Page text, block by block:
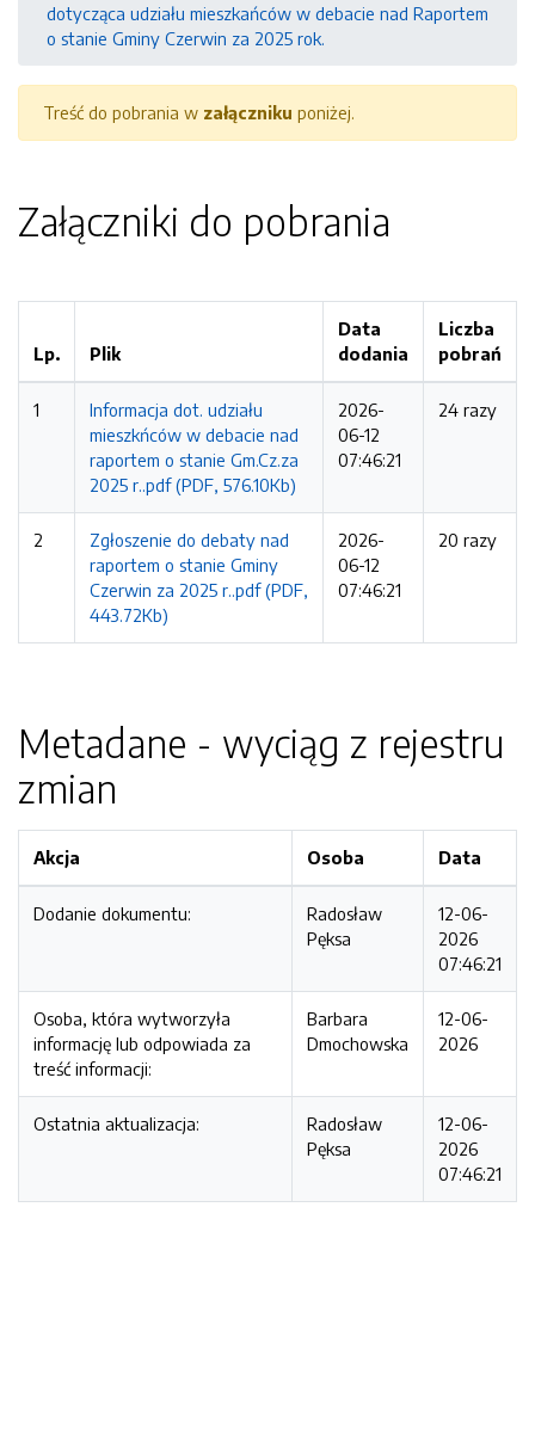
dotycząca udziału mieszkańców w debacie nad Raportem
o stanie Gminy Czerwin za 2025 rok.
Treść do pobrania w załączniku poniżej.
Załączniki do pobrania
Lp. Plik
Data
dodania
Liczba
pobrań
1
Informacja dot. udziału
mieszkńców w debacie nad
raportem o stanie Gm.Cz.za
2025 r..pdf (PDF, 576.10Kb)
2026-
06-12
07:46:21
24 razy
2
Zgłoszenie do debaty nad
raportem o stanie Gminy
Czerwin za 2025 r..pdf (PDF,
443.72Kb)
2026-
06-12
07:46:21
20 razy
Metadane - wyciąg z rejestru
zmian
Akcja Osoba Data
Dodanie dokumentu:
Radosław
Pęksa
12-06-
2026
07:46:21
Osoba, która wytworzyła
informację lub odpowiada za
treść informacji:
Barbara
Dmochowska
12-06-
2026
Ostatnia aktualizacja:
Radosław
Pęksa
12-06-
2026
07:46:21